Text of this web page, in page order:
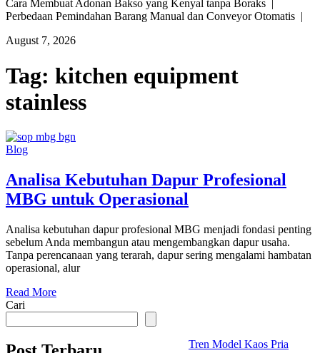
Cara Membuat Adonan Bakso yang Kenyal tanpa Boraks |
Perbedaan Pemindahan Barang Manual dan Conveyor Otomatis |
August 7, 2026
Tag: kitchen equipment
stainless
Blog
Analisa Kebutuhan Dapur Profesional
MBG untuk Operasional
Analisa kebutuhan dapur profesional MBG menjadi fondasi penting
sebelum Anda membangun atau mengembangkan dapur usaha.
Tanpa perencanaan yang terarah, dapur sering mengalami hambatan
operasional, alur
Read More
Cari
Tren Model Kaos Pria